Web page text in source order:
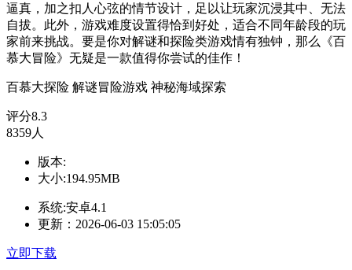
逼真，加之扣人心弦的情节设计，足以让玩家沉浸其中、无法
自拔。此外，游戏难度设置得恰到好处，适合不同年龄段的玩
家前来挑战。要是你对解谜和探险类游戏情有独钟，那么《百
慕大冒险》无疑是一款值得你尝试的佳作！
百慕大探险 解谜冒险游戏 神秘海域探索
评分8.3
8359人
版本:
大小:194.95MB
系统:安卓4.1
更新：2026-06-03 15:05:05
立即下载